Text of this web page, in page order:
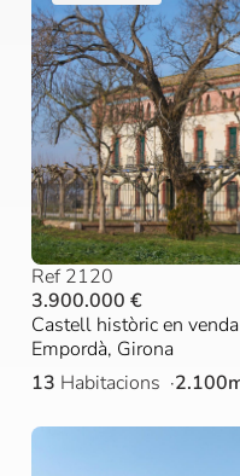
Ref 2120
3.900.000 €
Castell històric en
Empordà, Girona
13 Habitacions